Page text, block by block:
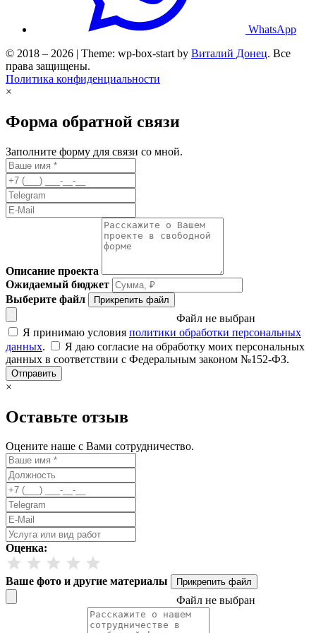
WhatsApp
© 2018 – 2026 | Theme: wp-box-start by Виталий Донец. Все
права защищены.
Политика конфиденциальности
×
Форма обратной связи
Заполните форму для связи со мной.
Описание проекта
Ожидаемый бюджет
Выберите файл
Прикрепить файл
Файл не выбран
Я принимаю условия политики обработки персональных
данных.
Я даю согласие на обработку моих персональных
данных в соответствии с Федеральным законом №152-ФЗ.
Отправить
×
Оставьте отзыв
Оцените наше с Вами сотрудничество.
Оценка:
Ваше фото и другие материалы Прикрепить файл
Файл не выбран